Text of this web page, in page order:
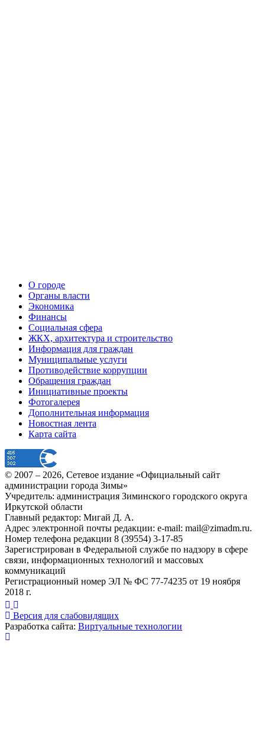
О городе
Органы власти
Экономика
Финансы
Социальная сфера
ЖКХ, архитектура и строительство
Информация для граждан
Муниципальные услуги
Противодействие коррупции
Обращения граждан
Инициативные проекты
Фотогалерея
Дополнительная информация
Новостная лента
Карта сайта
© 2007 – 2026, Сетевое издание «Официальный сайт
администрации города Зимы»
Учредитель: администрация Зиминского городского округа
Иркутской области
Главный редактор: Мигай Д. А.
Адрес электронной почты редакции: e-mail: mail@zimadm.ru.
Номер телефона редакции 8 (39554) 3-17-85
Зарегистрирован в Федеральной службе по надзору в сфере
связи, информационных технологий и массовых
коммуникаций
Регистрационный номер ЭЛ № ФС 77-74235 от 19 ноября
2018 г.
Версия для слабовидящих
Разработка сайта: Виртуальные технологии